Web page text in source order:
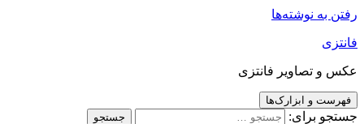
رفتن به نوشته‌ها
فانتزی
عکس و تصاویر فانتزی
فهرست و ابزارک‌ها
جستجو برای: